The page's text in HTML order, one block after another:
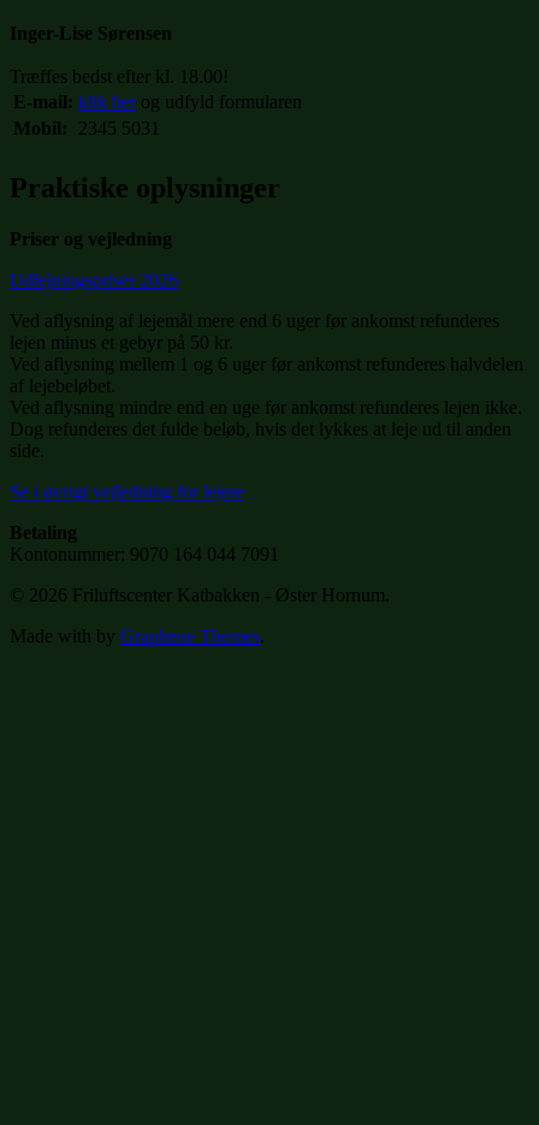
Inger-Lise Sørensen
Træffes bedst efter kl. 18.00!
E-mail: klik herog udfyld formularen
Mobil:
2345 5031
Praktiske oplysninger
Priser og vejledning
Udlejningspriser 2026
Ved aflysning af lejemål mere end 6 uger før ankomst refunderes
lejen minus et gebyr på 50 kr.
Ved aflysning mellem 1 og 6 uger før ankomst refunderes halvdelen
af lejebeløbet.
Ved aflysning mindre end en uge før ankomst refunderes lejen ikke.
Dog refunderes det fulde beløb, hvis det lykkes at leje ud til anden
side.
Se i øvrigt vejledning for lejere
Betaling
Kontonummer: 9070 164 044 7091
© 2026 Friluftscenter Katbakken - Øster Hornum.
Made with by Graphene Themes.